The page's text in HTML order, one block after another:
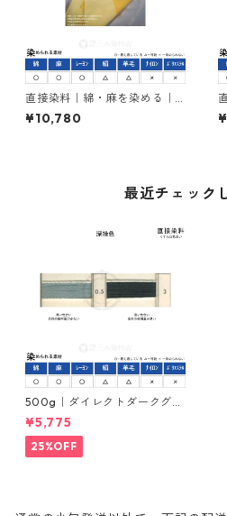
直接染料｜綿・麻を染める｜5
00g｜ダイレクトファストエ
ローＧ（黄色）
¥10,780
最近チェック
500g｜ダイレクトダークグリ
ンBA（深緑色）｜直接染料
¥5,775
25%OFF